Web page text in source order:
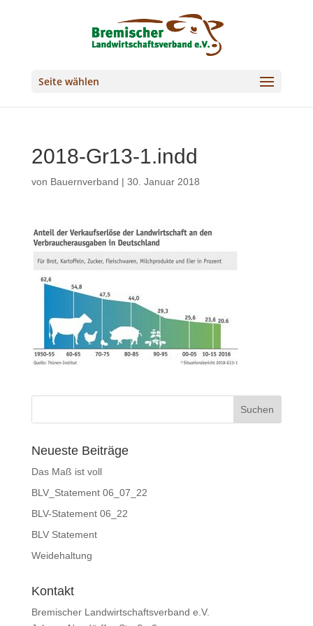
Seite wählen
2018-Gr13-1.indd
von Bauernverband | 30. Januar 2018
Neueste Beiträge
Das Maß ist voll
BLV_Statement 06_07_22
BLV-Statement 06_22
BLV Statement
Weidehaltung
Kontakt
Bremischer Landwirtschaftsverband e.V.